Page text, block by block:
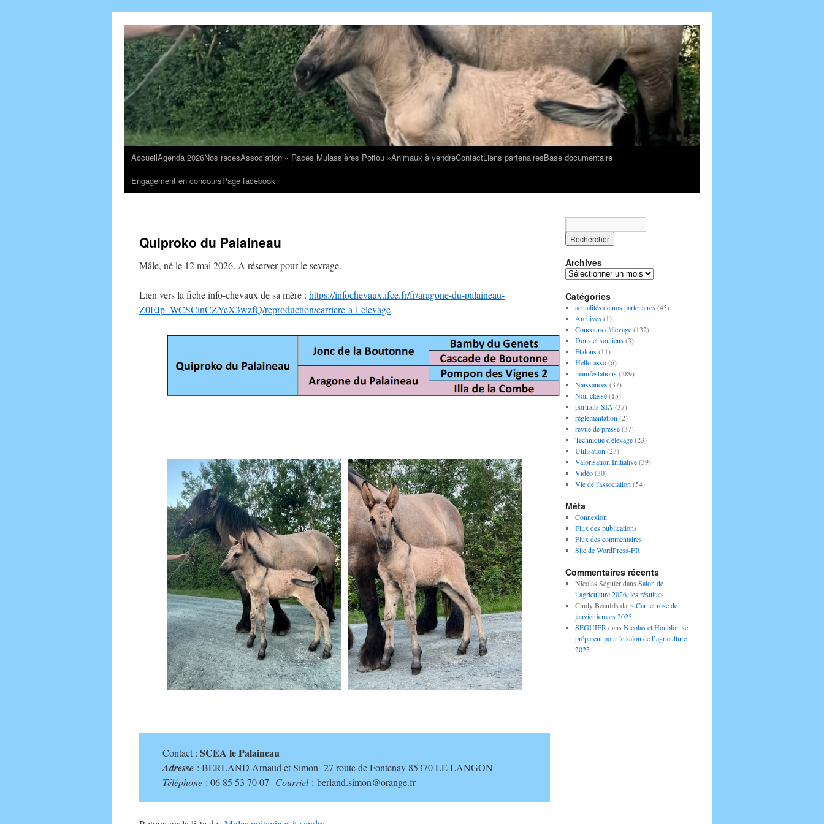
AccueilAgenda 2026Nos racesAssociation « Races Mulassières Poitou »Animaux à vendreContactLiens partenairesBase documentaire
Engagement en concoursPage facebook
Quiproko du Palaineau
Mâle, né le 12 mai 2026. A réserver pour le sevrage.
Lien vers la fiche info-chevaux de sa mère : https://infochevaux.ifce.fr/fr/aragone-du-palaineau-
Z0EJp_WCSCinCZYeX3wzfQ/reproduction/carriere-a-l-elevage
Contact : SCEA le Palaineau
Adresse : BERLAND Arnaud et Simon 27 route de Fontenay 85370 LE LANGON
Téléphone : 06 85 53 70 07 Courriel: berland.simon@orange.fr
Archives
Catégories
actualités de nos partenaires(45)
Archives(1)
Concours d'élevage(132)
Dons et soutiens(3)
Etalons(11)
Hello-asso(6)
manifestations(289)
Naissances(37)
Non classé(15)
portraits SIA (37)
réglementation (2)
revue de presse(37)
Technique d'élevage(23)
Utilisation (23)
Valorisation Initiative(39)
Vidéo(30)
Vie de l'association (54)
Méta
Connexion
Flux des publications
Flux des commentaires
Site de WordPress-FR
Commentaires récents
Nicolas Séguierdans Salon de
l’agriculture 2026, les résultats
Cindy Beaufils dans Carnet rose de
janvier à mars 2025
SEGUIER dans Nicolas et Houblon se
préparent pour le salon de l’agriculture
2025